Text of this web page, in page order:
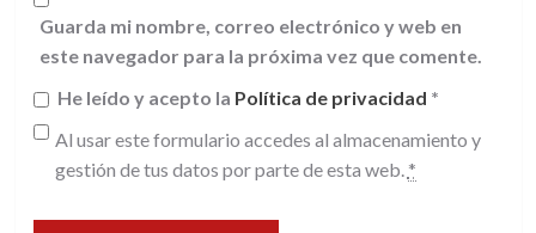
Guarda mi nombre, correo electrónico y web en
este navegador para la próxima vez que comente.
He leído y acepto la Política de privacidad *
Al usar este formulario accedes al almacenamiento y
gestión de tus datos por parte de esta web. *